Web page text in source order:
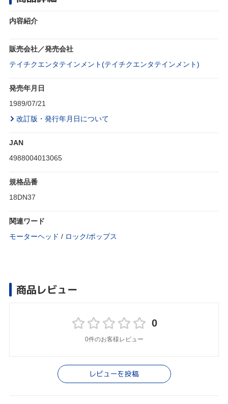
内容紹介
販売会社／発売会社
テイチクエンタテインメント(テイチクエンタテインメント)
発売年月日
1989/07/21
改訂版・発行年月日について
JAN
4988004013065
規格品番
18DN37
関連ワード
モーターヘッド / ロック/ポップス
商品レビュー
0
0件のお客様レビュー
レビューを投稿